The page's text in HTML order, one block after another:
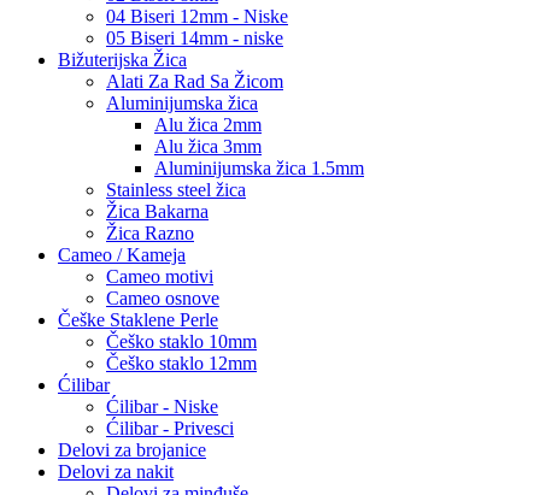
04 Biseri 12mm - Niske
05 Biseri 14mm - niske
Bižuterijska Žica
Alati Za Rad Sa Žicom
Aluminijumska žica
Alu žica 2mm
Alu žica 3mm
Aluminijumska žica 1.5mm
Stainless steel žica
Žica Bakarna
Žica Razno
Cameo / Kameja
Cameo motivi
Cameo osnove
Češke Staklene Perle
Češko staklo 10mm
Češko staklo 12mm
Ćilibar
Ćilibar - Niske
Ćilibar - Privesci
Delovi za brojanice
Delovi za nakit